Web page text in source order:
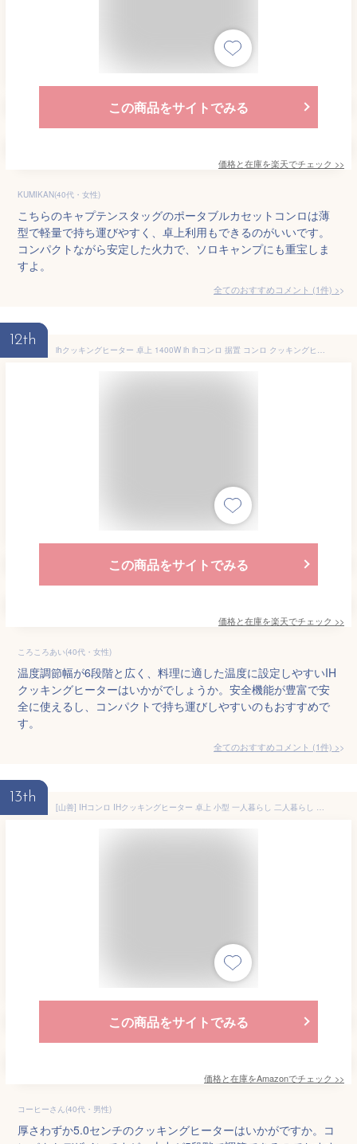
この商品をサイトでみる
価格と在庫を楽天でチェック >>
KUMIKAN(40代・女性)
こちらのキャプテンスタッグのポータブルカセットコンロは薄
型で軽量で持ち運びやすく、卓上利用もできるのがいいです。
コンパクトながら安定した火力で、ソロキャンプにも重宝しま
すよ。
全てのおすすめコメント (1件) >
12th
ihクッキングヒーター 卓上 1400W ih ihコンロ 据置 コンロ クッキングヒーター アイリスオーヤマ 一口コンロ 一人暮らし 卓上コンロ コンパクト 台所 静音 ブラック ピンク ブラウン アイリス IHK-T391
この商品をサイトでみる
価格と在庫を楽天でチェック >>
ころころあい(40代・女性)
温度調節幅が6段階と広く、料理に適した温度に設定しやすいIH
クッキングヒーターはいかがでしょうか。安全機能が豊富で安
全に使えるし、コンパクトで持ち運びしやすいのもおすすめで
す。
全てのおすすめコメント (1件) >
13th
[山善] IHコンロ IHクッキングヒーター 卓上 小型 一人暮らし 二人暮らし 1000W 火力調整5段階 揚げ物対応 保温 IH調理器 マグネットプラグ仕様 ブラック EER-S100(B)
この商品をサイトでみる
価格と在庫をAmazonでチェック >>
コーヒーさん(40代・男性)
厚さわずか5.0センチのクッキングヒーターはいかがですか。コ